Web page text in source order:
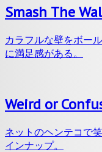
Smash The
カラフルな壁をボー
に満足感がある。
Weird or
ネットのヘンテコで
インナップ。